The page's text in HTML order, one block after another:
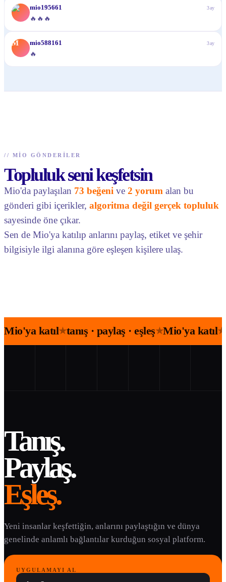
M mio195661 3ay
🔥🔥🔥
M mio588161 3ay
🔥
// MIO GÖNDERILER
Topluluk seni keşfetsin
Mio'da paylaşılan 73 beğeni ve 2 yorum alan bu
gönderi gibi içerikler, algoritma değil gerçek topluluk
sayesinde öne çıkar.
Sen de Mio'ya katılıp anlarını paylaş, etiket ve şehir
bilgisiyle ilgi alanına göre eşleşen kişilere ulaş.
Mio'ya katıl★tanış · paylaş · eşleş★Mio'ya katıl★
Tanış.
Paylaş.
Eşleş.
Yeni insanlar keşfettiğin, anlarını paylaştığın ve dünya
genelinde anlamlı bağlantılar kurduğun sosyal platform.
UYGULAMAYI AL